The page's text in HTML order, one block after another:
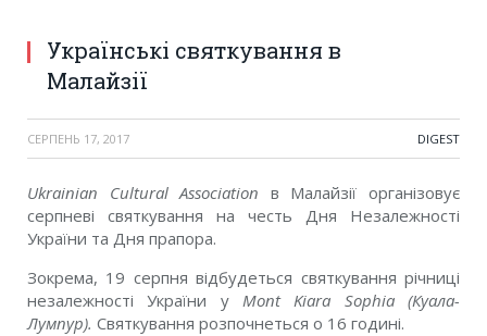
Українські святкування в
Малайзії
СЕРПЕНЬ 17, 2017 DIGEST
Ukrainian Cultural Association в Малайзії організовує
серпневі святкування на честь Дня Незалежності
України та Дня прапора.
Зокрема, 19 серпня відбудеться святкування річниці
незалежності України у Mont Kiara Sophia (Куала-
Лумпур). Святкування розпочнеться о 16 годині.